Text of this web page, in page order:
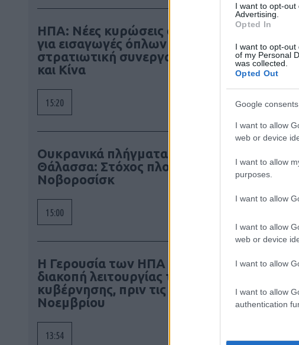
I want to opt-out
Advertising.
Opted In
I want to opt-out
of my Personal
was collected.
Opted Out
Google consents
I want to allow
web or device
I want to allow
purposes.
I want to allow
I want to allow
web or device
I want to allow
I want to allow
authentication
ΗΠΑ: Νέες κυρώσεις στην Κούβα
για εισαγωγές όπλων και
στρατιωτική συνεργασία με Ρωσία
και Κίνα
15:20
Ουκρανικά πλήγματα στη Μαύρη
Θάλασσα: Στόχος πλοία κοντά στο
Νοβοροσίσκ
15:00
Η Γερουσία των ΗΠΑ απέτρεψε
διακοπή λειτουργίας της
κυβέρνησης, πριν τις εκλογές
Νοεμβρίου
13:54